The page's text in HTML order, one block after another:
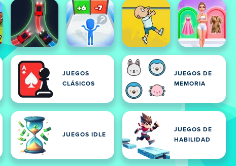
JUEGOS
CLÁSICOS
JUEGOS DE
MEMORIA
JUEGOS IDLE
JUEGOS DE
HABILIDAD